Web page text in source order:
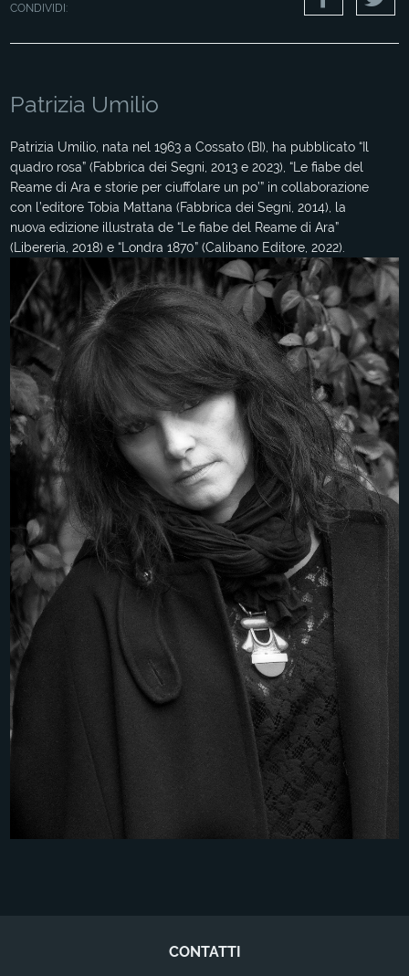
CONDIVIDI:
Patrizia Umilio
Patrizia Umilio, nata nel 1963 a Cossato (BI), ha pubblicato “Il
quadro rosa” (Fabbrica dei Segni, 2013 e 2023), “Le fiabe del
Reame di Ara e storie per ciuffolare un po’” in collaborazione
con l’editore Tobia Mattana (Fabbrica dei Segni, 2014), la
nuova edizione illustrata de “Le fiabe del Reame di Ara”
(Libereria, 2018) e “Londra 1870” (Calibano Editore, 2022).
CONTATTI